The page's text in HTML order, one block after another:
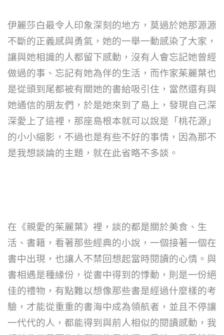
伊麗莎白最令人印象深刻的地方，莫過於她那源源
不斷的正義感與勇氣，她的一舉一動感染了大家，
讓與她相識的人都留下感動，沒有人會忘記她曾經
做過的事、忘記有她為伴的生活，而作家茱麗葉也
是從頭到尾都被有關她的書給吸引住，當然還有與
她通信的朋友們，於是她來到了島上，發現自己深
深愛上了這裡，那座島根本就可以說是「桃花源」
的小小縮影，不過也是有些不好的事情，因為那不
是我想談論的主題，就在此省略不多談。
在《親愛的茱麗葉》裡，談的都是關於美食、生
活、書籍，看著那些經典的小說，一個接著一個在
書中出現，也讓人不禁回想起當時閱讀的心情。與
書相遇是種緣份，從書中得到的悸動，則是一份絕
佳的禮物，有點難以想像那些書是經過什麼樣的考
驗，才能從重重的書海中成為領航者，並且不停讓
一代代的人，都能得到與前人相似的閱讀感動，我